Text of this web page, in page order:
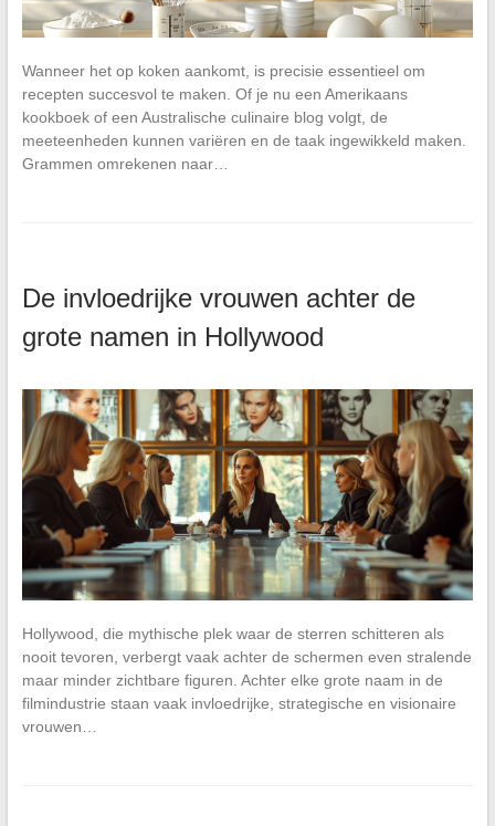
Wanneer het op koken aankomt, is precisie essentieel om
recepten succesvol te maken. Of je nu een Amerikaans
kookboek of een Australische culinaire blog volgt, de
meeteenheden kunnen variëren en de taak ingewikkeld maken.
Grammen omrekenen naar…
De invloedrijke vrouwen achter de
grote namen in Hollywood
Hollywood, die mythische plek waar de sterren schitteren als
nooit tevoren, verbergt vaak achter de schermen even stralende
maar minder zichtbare figuren. Achter elke grote naam in de
filmindustrie staan vaak invloedrijke, strategische en visionaire
vrouwen…